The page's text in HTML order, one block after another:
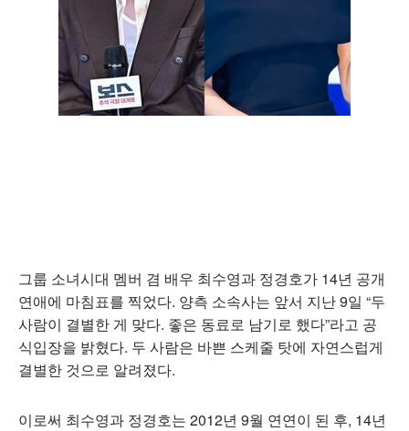
그룹 소녀시대 멤버 겸 배우 최수영과 정경호가 14년 공개
연애에 마침표를 찍었다. 양측 소속사는 앞서 지난 9일 “두
사람이 결별한 게 맞다. 좋은 동료로 남기로 했다”라고 공
식입장을 밝혔다. 두 사람은 바쁜 스케줄 탓에 자연스럽게
결별한 것으로 알려졌다.
이로써 최수영과 정경호는 2012년 9월 연연이 된 후, 14년